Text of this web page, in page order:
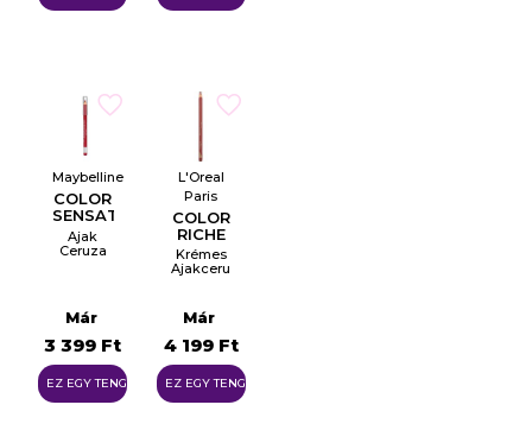
Maybelline
COLOR
SENSATIONAL
LIP
LINER
Ajak
Ceruza
Már
3 399 Ft
EZ EGY TENGER
L'Oreal
Paris
COLOR
RICHE
Krémes
Ajakceruza
Már
4 199 Ft
EZ EGY TENGER